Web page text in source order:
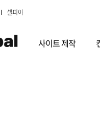
셀피아
사이트 제작